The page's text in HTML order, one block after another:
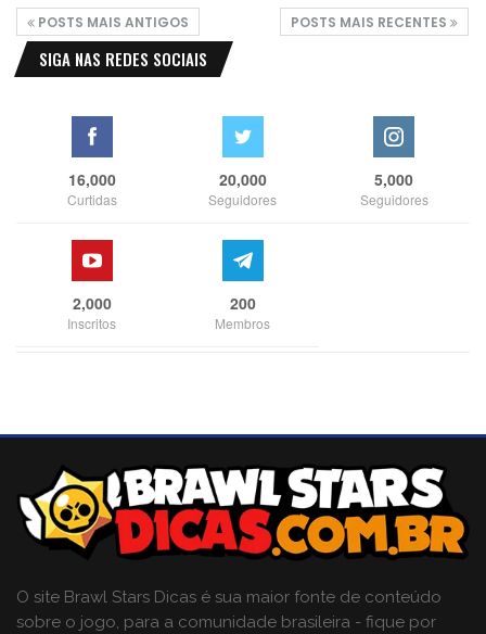
POSTS MAIS ANTIGOS POSTS MAIS RECENTES
SIGA NAS REDES SOCIAIS
16,000
Curtidas
20,000
Seguidores
5,000
Seguidores
2,000
Inscritos
200
Membros
O site Brawl Stars Dicas é sua maior fonte de conteúdo
sobre o jogo, para a comunidade brasileira - fique por